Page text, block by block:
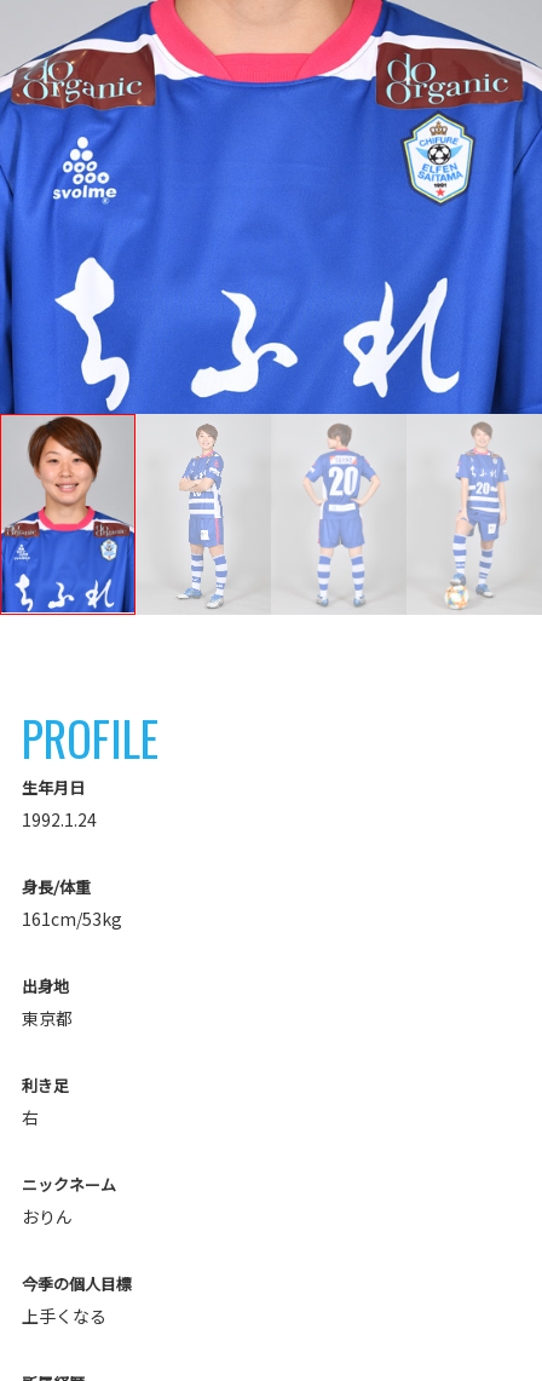
PROFILE
生年月日
1992.1.24
身長/体重
161cm/53kg
出身地
東京都
利き足
右
ニックネーム
おりん
今季の個人目標
上手くなる